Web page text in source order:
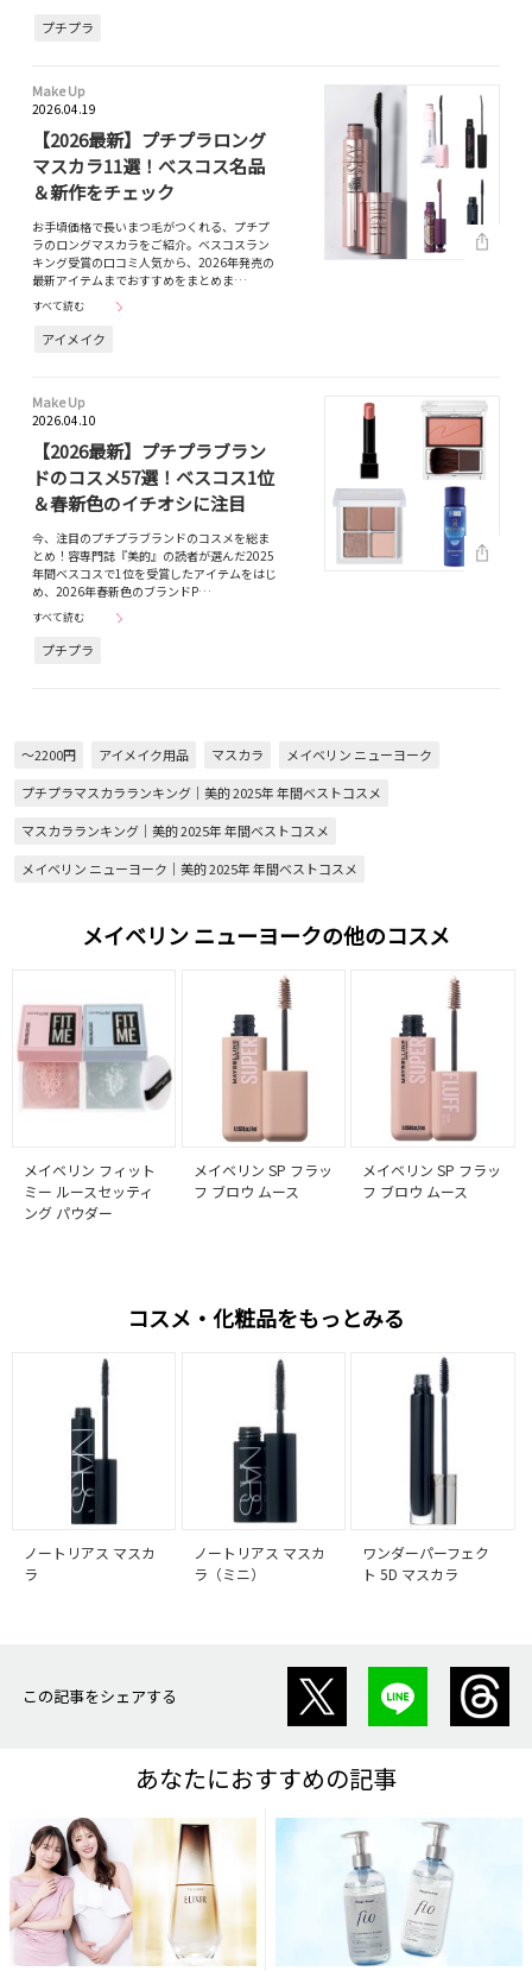
プチプラ
Make Up
2026.04.19
【2026最新】プチプラロング
マスカラ11選！べスコス名品
＆新作をチェック
お手頃価格で長いまつ毛がつくれる、プチプ
ラのロングマスカラをご紹介。ベスコスラン
キング受賞の口コミ人気から、2026年発売の
最新アイテムまでおすすめをまとめま…
すべて読む
アイメイク
Make Up
2026.04.10
【2026最新】プチプラブラン
ドのコスメ57選！ベスコス1位
＆春新色のイチオシに注目
今、注目のプチプラブランドのコスメを総ま
とめ！容専門誌『美的』の読者が選んだ2025
年間ベスコスで1位を受賞したアイテムをはじ
め、2026年春新色のブランドP…
すべて読む
プチプラ
～2200円 アイメイク用品 マスカラ
メイベリン ニューヨーク
プチプラマスカラランキング｜美的 2025年 年間ベストコスメ
マスカラランキング｜美的 2025年 年間ベストコスメ
メイベリン ニューヨーク｜美的 2025年 年間ベストコスメ
メイベリン ニューヨークの他のコスメ
メイベリン フィット
ミー ルースセッティ
ング パウダー
メイベリン SP フラッ
フ ブロウ ムース
メイベリン SP フラッ
フ ブロウ ムース
コスメ・化粧品をもっとみる
ノートリアス マスカ
ラ
ノートリアス マスカ
ラ（ミニ）
ワンダーパーフェク
ト 5D マスカラ
この記事をシェアする
あなたにおすすめの記事